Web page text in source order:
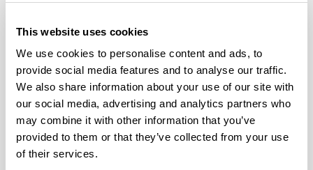
This website uses cookies
We use cookies to personalise content and ads, to
provide social media features and to analyse our traffic.
We also share information about your use of our site with
our social media, advertising and analytics partners who
may combine it with other information that you’ve
provided to them or that they’ve collected from your use
of their services.
Pérez-Dasilva, Jesús Ángel; Meso-Ayerdi,
Koldobika & Peña-Fernández, Simón (Eds.)
Servicio Editorial de la Universidad del País Vasco